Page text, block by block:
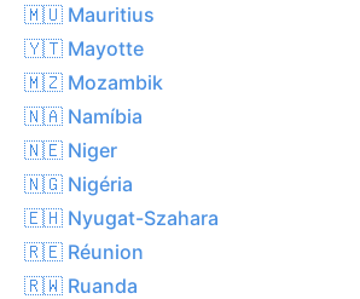
🇲🇺 Mauritius
🇾🇹 Mayotte
🇲🇿 Mozambik
🇳🇦 Namíbia
🇳🇪 Niger
🇳🇬 Nigéria
🇪🇭 Nyugat-Szahara
🇷🇪 Réunion
🇷🇼 Ruanda